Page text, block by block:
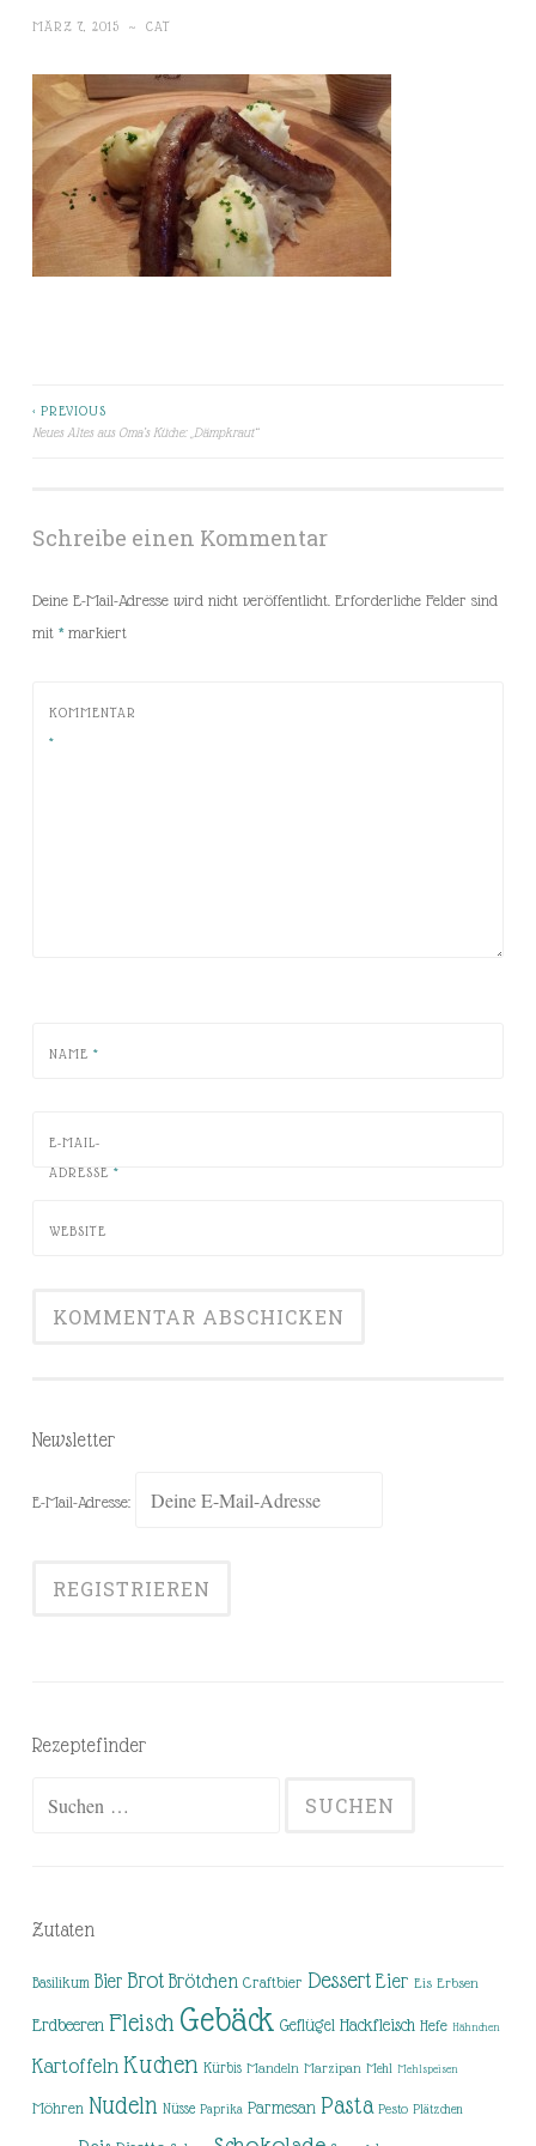
MÄRZ 7, 2015 ~ CAT
Beitragsnavigation
< PREVIOUS
Neues Altes aus Oma’s Küche: „Dämpkraut“
Schreibe einen Kommentar
Deine E-Mail-Adresse wird nicht veröffentlicht. Erforderliche Felder sind
mit *markiert
KOMMENTAR
*
NAME *
E-MAIL-
ADRESSE *
WEBSITE
Newsletter
E-Mail-Adresse:
Rezeptefinder
Zutaten
Basilikum Bier Brot Brötchen Craftbier Dessert Eier Eis Erbsen
Erdbeeren Fleisch Gebäck Geflügel Hackfleisch Hefe Hähnchen
Kartoffeln Kuchen Kürbis Mandeln Marzipan Mehl Mehlspeisen
Möhren Nudeln Nüsse Paprika Parmesan Pasta Pesto Plätzchen